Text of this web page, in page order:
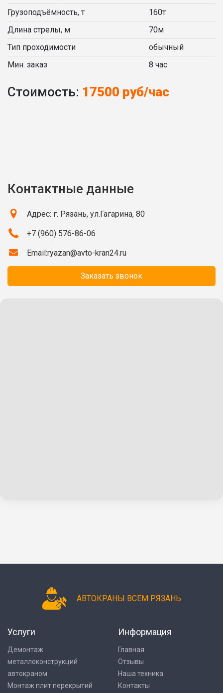
Грузоподъёмность, т
160т
Длина стрелы, м
70м
Тип проходимости
обычный
Мин. заказ
8 час
Стоимость: 17500 руб/час
Контактные данные
Адрес: г. Рязань, ул.Гагарина, 80
+7 (960) 576-86-06
Email:ryazan@avto-kran24.ru
Заказать звонок
АВТОКРАНЫ ВСЕМ РЯЗАНЬ
Услуги
Демонтаж
металлоконструкций
автокраном
Монтаж плит перекрытий
Информация
Главная
Отзывы
Наша техника
Контакты